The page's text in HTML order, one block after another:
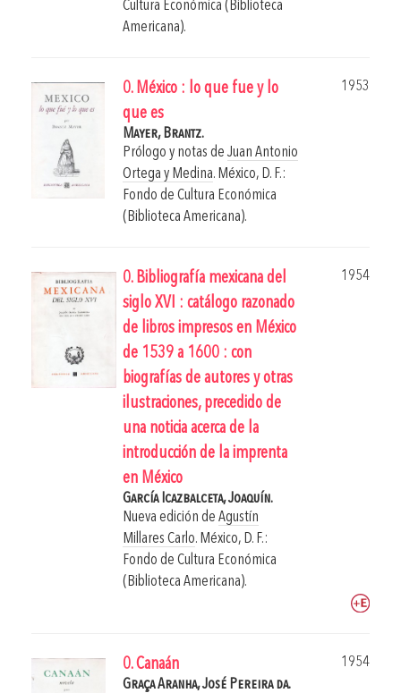
Cultura Económica (Biblioteca
Americana).
0. México : lo que fue y lo
que es
1953
Mayer, Brantz.
Prólogo y notas de Juan Antonio
Ortega y Medina. México, D. F.:
Fondo de Cultura Económica
(Biblioteca Americana).
0. Bibliografía mexicana del
siglo XVI : catálogo razonado
de libros impresos en México
de 1539 a 1600 : con
biografías de autores y otras
ilustraciones, precedido de
una noticia acerca de la
introducción de la imprenta
en México
1954
García Icazbalceta, Joaquín.
Nueva edición de Agustín
Millares Carlo. México, D. F.:
Fondo de Cultura Económica
(Biblioteca Americana).
0. Canaán
1954
Graça Aranha, José Pereira da.